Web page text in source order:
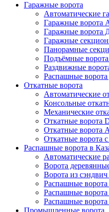
Гаражные ворота
Автоматические
Гаражные ворота
Гаражные ворота
Гаражные
Панорамные
Подъёмные ворота
Раздвижные
Распашные ворота
Откатные ворота
Автоматические
Консольные
Механические
Откатные ворота
Откатные ворота
Откатные ворота
Распашные ворота в
Автоматические
Ворота
Ворота из
Распашные ворота
Распашные ворота
Распашные ворота